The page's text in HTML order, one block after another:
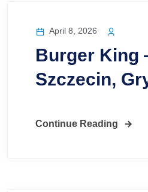
April 8, 2026
Burger
Szczecin,
Continue Reading